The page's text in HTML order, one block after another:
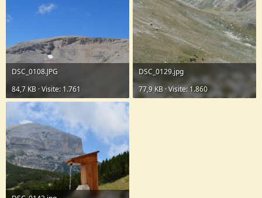
DSC_0108.JPG
84,7 KB · Visite: 1.761
DSC_0129.jpg
77,9 KB · Visite: 1.860